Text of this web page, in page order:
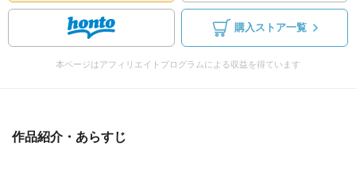
購入ストア一覧
本ページはアフィリエイトプログラムによる収益を得ています
作品紹介・あらすじ